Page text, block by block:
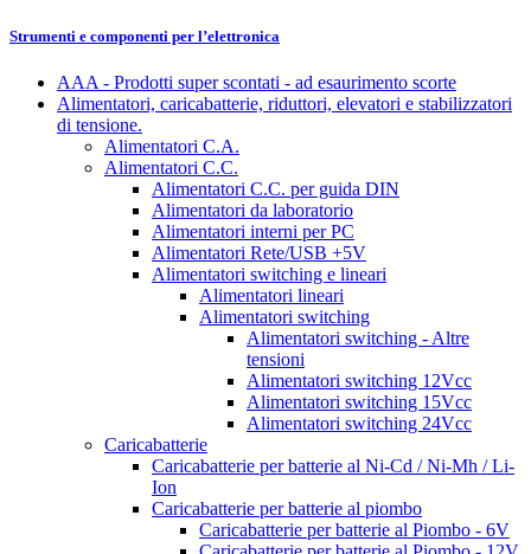
Strumenti e componenti per l’elettronica
AAA - Prodotti super scontati - ad esaurimento scorte
Alimentatori, caricabatterie, riduttori, elevatori e stabilizzatori
di tensione.
Alimentatori C.A.
Alimentatori C.C.
Alimentatori C.C. per guida DIN
Alimentatori da laboratorio
Alimentatori interni per PC
Alimentatori Rete/USB +5V
Alimentatori switching e lineari
Alimentatori lineari
Alimentatori switching
Alimentatori switching - Altre
tensioni
Alimentatori switching 12Vcc
Alimentatori switching 15Vcc
Alimentatori switching 24Vcc
Caricabatterie
Caricabatterie per batterie al Ni-Cd / Ni-Mh / Li-
Ion
Caricabatterie per batterie al piombo
Caricabatterie per batterie al Piombo - 6V